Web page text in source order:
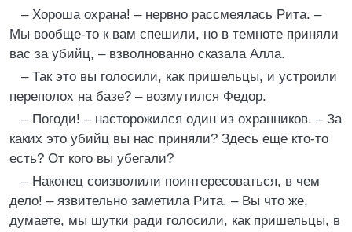
– Хороша охрана! – нервно рассмеялась Рита. –
Мы вообще-то к вам спешили, но в темноте приняли
вас за убийц, – взволнованно сказала Алла.
– Так это вы голосили, как пришельцы, и устроили
переполох на базе? – возмутился Федор.
– Погоди! – насторожился один из охранников. – За
каких это убийц вы нас приняли? Здесь еще кто-то
есть? От кого вы убегали?
– Наконец соизволили поинтересоваться, в чем
дело! – язвительно заметила Рита. – Вы что же,
думаете, мы шутки ради голосили, как пришельцы, в